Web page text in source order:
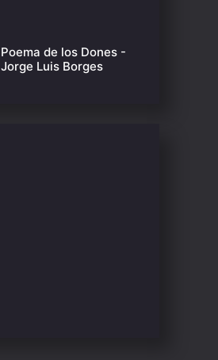
Poema de los Dones -
Jorge Luis Borges